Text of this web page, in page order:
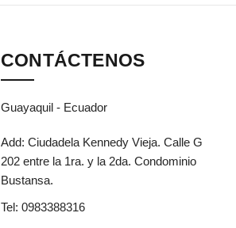
CONTÁCTENOS
Guayaquil - Ecuador
Add: Ciudadela Kennedy Vieja. Calle G
202 entre la 1ra. y la 2da. Condominio
Bustansa.
Tel: 0983388316